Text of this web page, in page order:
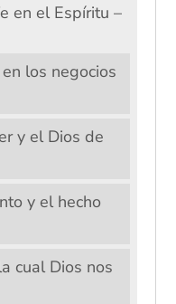
en el Espíritu –
los negocios
y el Dios de
y el hecho
cual Dios nos